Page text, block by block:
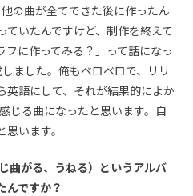
他の曲が全てできた後に作ったん
ていたんですけど、制作を終えて
フに作ってみる？」って話になっ
ました。俺もベロベロで、リリ
英語にして、それが結果的によか
じる曲になったと思います。自
います。
がる、うねる）というアルバ
んですか？